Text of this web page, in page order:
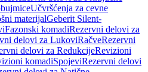
Učvršćenja za cevne
materijalGeberit Silent-
Fazonski komadiRezervni delovi za
delovi za LukoviRačveRezervni
delovi za RedukcijeRevizioni
komadiSpojeviRezervni delovi